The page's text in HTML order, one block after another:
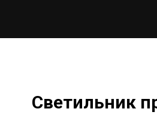
Светильник